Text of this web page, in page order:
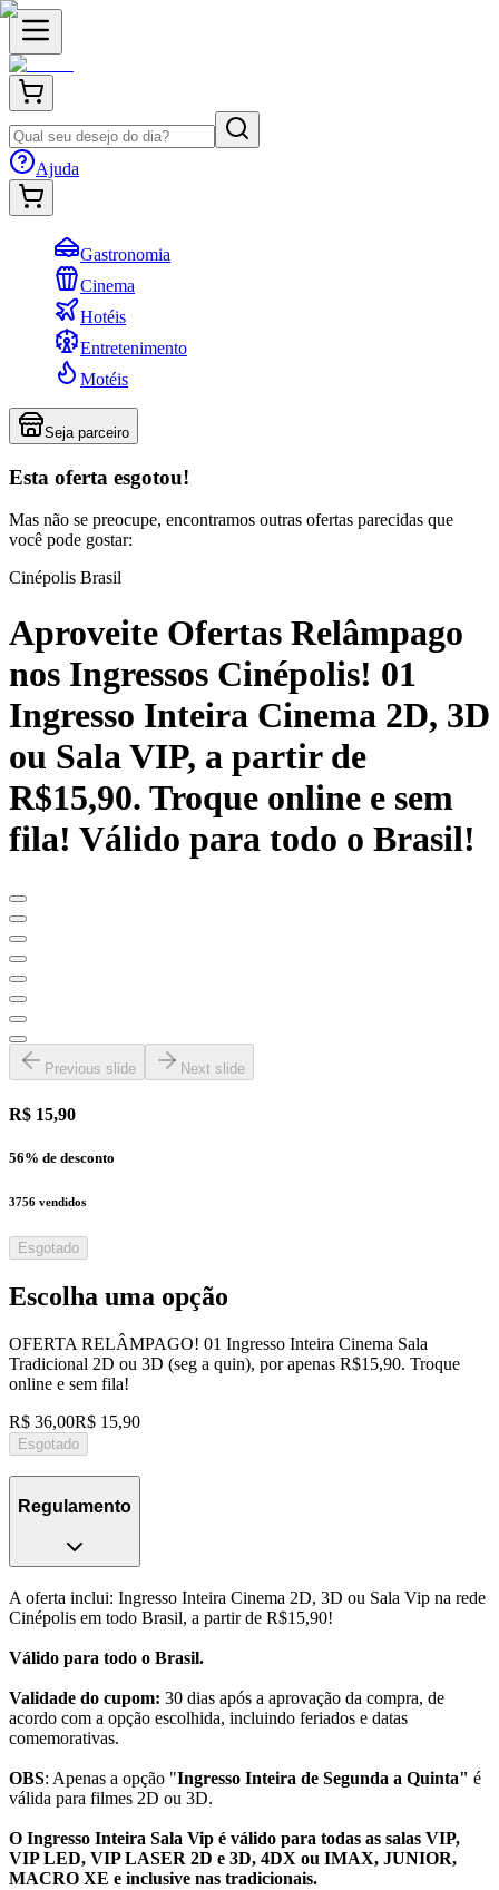
Ajuda
Gastronomia
Cinema
Hotéis
Entretenimento
Motéis
Seja parceiro
Esta oferta esgotou!
Mas não se preocupe, encontramos outras ofertas parecidas que
você pode gostar:
Cinépolis Brasil
Aproveite Ofertas Relâmpago
nos Ingressos Cinépolis! 01
Ingresso Inteira Cinema 2D, 3D
ou Sala VIP, a partir de
R$15,90. Troque online e sem
fila! Válido para todo o Brasil!
Previous slide Next slide
R$ 15,90
56% de desconto
3756 vendidos
Esgotado
Escolha uma opção
OFERTA RELÂMPAGO! 01 Ingresso Inteira Cinema Sala
Tradicional 2D ou 3D (seg a quin), por apenas R$15,90. Troque
online e sem fila!
R$ 36,00R$ 15,90
Esgotado
Regulamento
A oferta inclui: Ingresso Inteira Cinema 2D, 3D ou Sala Vip na rede
Cinépolis em todo Brasil, a partir de R$15,90!
Válido para todo o Brasil.
Validade do cupom: 30 dias após a aprovação da compra, de
acordo com a opção escolhida, incluindo feriados e datas
comemorativas.
OBS: Apenas a opção "Ingresso Inteira de Segunda a Quinta" é
válida para filmes 2D ou 3D.
O Ingresso Inteira Sala Vip é válido para todas as salas VIP,
VIP LED, VIP LASER 2D e 3D, 4DX ou IMAX, JUNIOR,
MACRO XE e inclusive nas tradicionais.